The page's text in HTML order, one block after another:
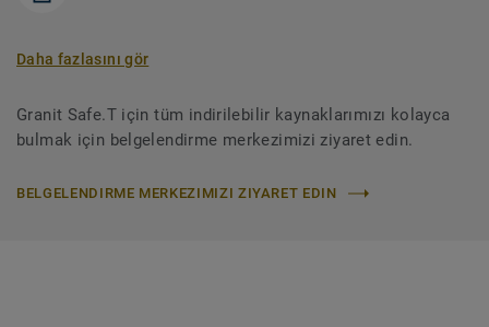
Daha fazlasını gör
Granit Safe.T için tüm indirilebilir kaynaklarımızı kolayca
bulmak için belgelendirme merkezimizi ziyaret edin.
BELGELENDIRME MERKEZIMIZI ZIYARET EDIN